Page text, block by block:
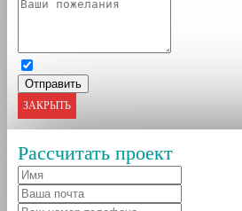
ЗАКРЫТЬ
Рассчитать проект